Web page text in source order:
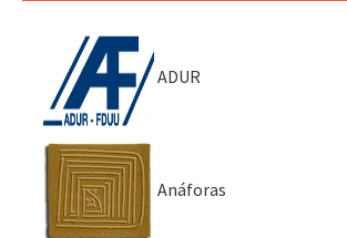
ADUR
Anáforas